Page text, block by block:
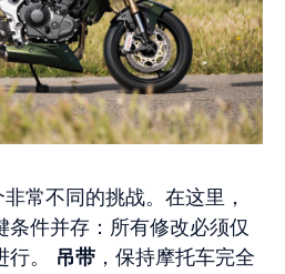
常不同的挑战。在这里，
条件并存：所有修改必须仅
。 吊带 ，保持摩托车完全